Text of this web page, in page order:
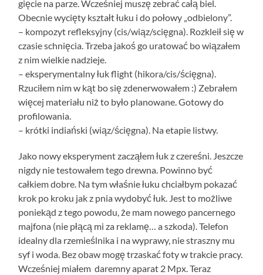
gięcie na parze. Wcześniej muszę zebrać całą biel.
Obecnie wycięty kształt łuku i do połowy „odbielony”.
– kompozyt refleksyjny (cis/wiąz/scięgna). Rozkleił się w
czasie schnięcia. Trzeba jakoś go uratować bo wiązałem
z nim wielkie nadzieje.
– eksperymentalny łuk flight (hikora/cis/ścięgna).
Rzuciłem nim w kąt bo się zdenerwowałem :) Zebrałem
więcej materiału niż to było planowane. Gotowy do
profilowania.
– krótki indiański (wiąz/ścięgna). Na etapie listwy.
Jako nowy eksperyment zacząłem łuk z czereśni. Jeszcze
nigdy nie testowałem tego drewna. Powinno być
całkiem dobre. Na tym właśnie łuku chciałbym pokazać
krok po kroku jak z pnia wydobyć łuk. Jest to możliwe
poniekąd z tego powodu, że mam nowego pancernego
majfona (nie płącą mi za reklamę… a szkoda). Telefon
idealny dla rzemieślnika i na wyprawy, nie straszny mu
syf i woda. Bez obaw mogę trzaskać foty w trakcie pracy.
Wcześniej miałem daremny aparat 2 Mpx. Teraz